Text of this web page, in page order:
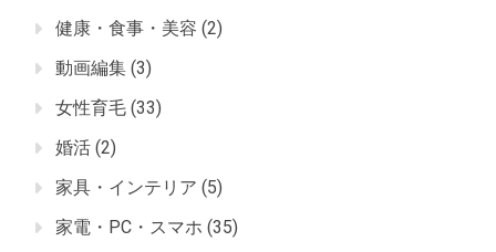
健康・食事・美容 (2)
動画編集 (3)
女性育毛 (33)
婚活 (2)
家具・インテリア (5)
家電・PC・スマホ (35)